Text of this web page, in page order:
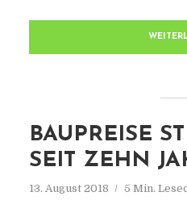
BAUPREISE
SEIT ZEHN
13. August 2018 5 Min.